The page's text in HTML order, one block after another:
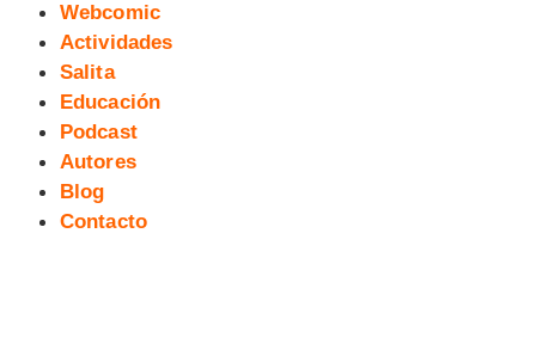
Webcomic
Actividades
Salita
Educación
Podcast
Autores
Blog
Contacto